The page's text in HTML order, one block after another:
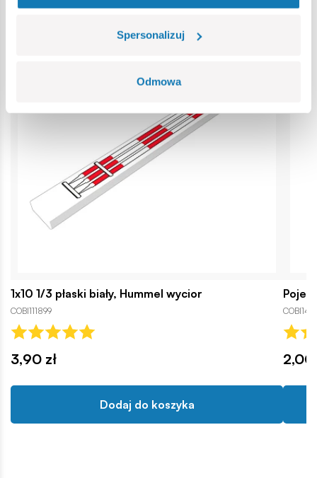
Spersonalizuj
Odmowa
1x10 1/3 płaski biały, Hummel wycior
COBI111899
3,90 zł
Dodaj do koszyka
2,00